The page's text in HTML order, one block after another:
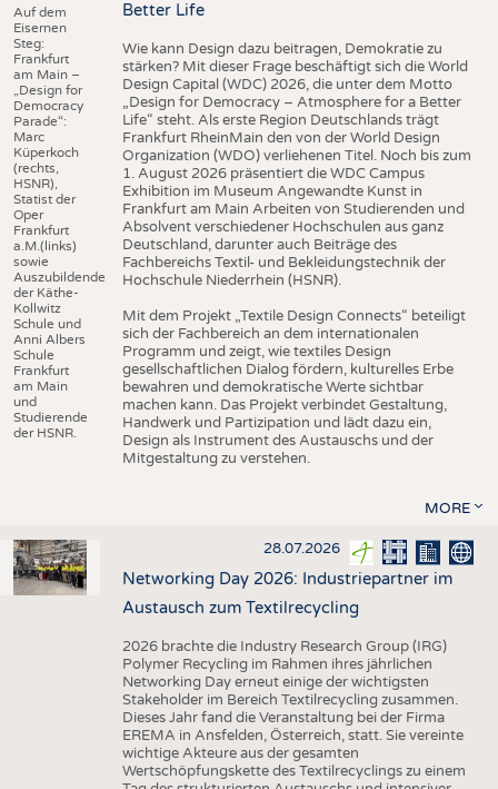
Auf dem
Eisernen
Steg:
Frankfurt
am Main –
„Design for
Democracy
Parade“:
Marc
Küperkoch
(rechts,
HSNR),
Statist der
Oper
Frankfurt
a.M.(links)
sowie
Auszubildende
der Käthe-
Kollwitz
Schule und
Anni Albers
Schule
Frankfurt
am Main
und
Studierende
der HSNR.
Better Life
Wie kann Design dazu beitragen, Demokratie zu
stärken? Mit dieser Frage beschäftigt sich die World
Design Capital (WDC) 2026, die unter dem Motto
„Design for Democracy – Atmosphere for a Better
Life“ steht. Als erste Region Deutschlands trägt
Frankfurt RheinMain den von der World Design
Organization (WDO) verliehenen Titel. Noch bis zum
1. August 2026 präsentiert die WDC Campus
Exhibition im Museum Angewandte Kunst in
Frankfurt am Main Arbeiten von Studierenden und
Absolvent verschiedener Hochschulen aus ganz
Deutschland, darunter auch Beiträge des
Fachbereichs Textil- und Bekleidungstechnik der
Hochschule Niederrhein (HSNR).
Mit dem Projekt „Textile Design Connects“ beteiligt
sich der Fachbereich an dem internationalen
Programm und zeigt, wie textiles Design
gesellschaftlichen Dialog fördern, kulturelles Erbe
bewahren und demokratische Werte sichtbar
machen kann. Das Projekt verbindet Gestaltung,
Handwerk und Partizipation und lädt dazu ein,
Design als Instrument des Austauschs und der
Mitgestaltung zu verstehen.
MORE
28.07.2026
Networking Day 2026: Industriepartner im
Austausch zum Textilrecycling
2026 brachte die Industry Research Group (IRG)
Polymer Recycling im Rahmen ihres jährlichen
Networking Day erneut einige der wichtigsten
Stakeholder im Bereich Textilrecycling zusammen.
Dieses Jahr fand die Veranstaltung bei der Firma
EREMA in Ansfelden, Österreich, statt. Sie vereinte
wichtige Akteure aus der gesamten
Wertschöpfungskette des Textilrecyclings zu einem